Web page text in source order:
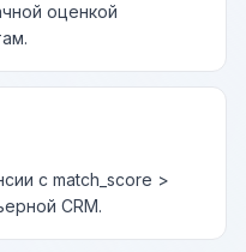
оценкой
с match_score >
CRM.